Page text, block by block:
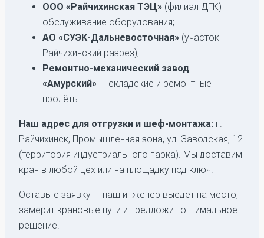
ООО «Райчихинская ТЭЦ» (филиал ДГК) —
обслуживание оборудования;
АО «СУЭК-Дальневосточная» (участок
Райчихинский разрез);
Ремонтно-механический завод
«Амурский» — складские и ремонтные
пролёты.
Наш адрес для отгрузки и шеф-монтажа: г.
Райчихинск, Промышленная зона, ул. Заводская, 12
(территория индустриального парка). Мы доставим
кран в любой цех или на площадку под ключ.
Оставьте заявку — наш инженер выедет на место,
замерит крановые пути и предложит оптимальное
решение.